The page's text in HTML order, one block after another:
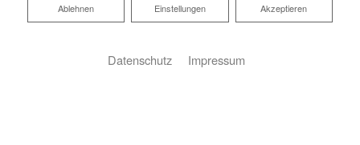
Schweizer
Akzeptieren
Einstellungen
Ablehnen
Ablehnen
Datenschutz Impressum